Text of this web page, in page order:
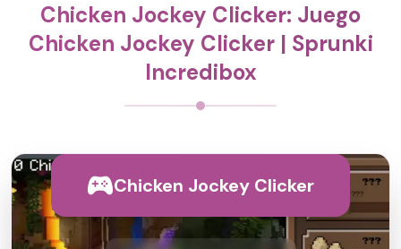
Chicken Jockey Clicker: Juego
Chicken Jockey Clicker | Sprunki
Incredibox
Chicken Jockey Clicker